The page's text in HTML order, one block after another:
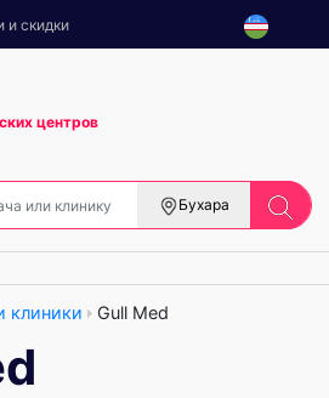
и скидки
центров
Бухара
клиники Gull Med